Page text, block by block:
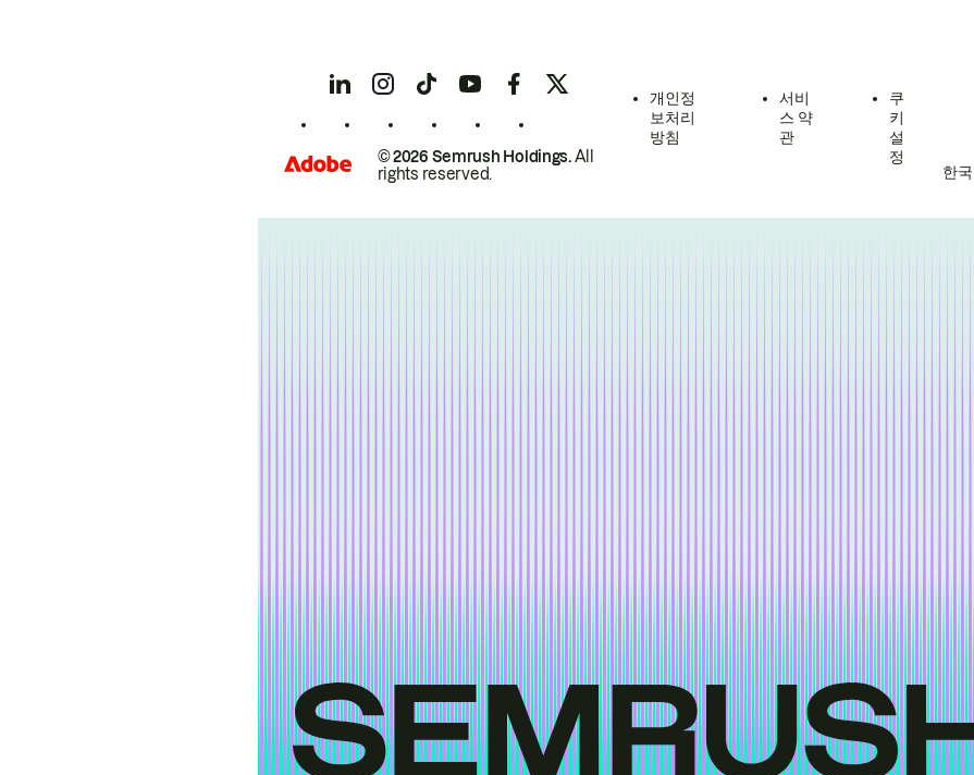
© 2026 Semrush Holdings.All
rights reserved.
개인정
보처리
방침
서비
스 약
관
쿠
키
설
정
한